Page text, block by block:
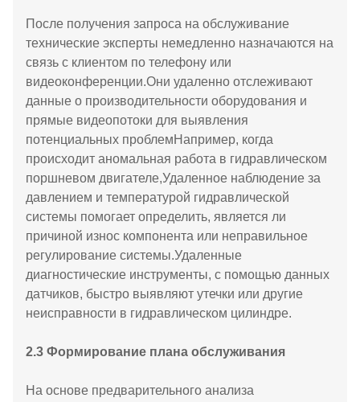
После получения запроса на обслуживание
технические эксперты немедленно назначаются на
связь с клиентом по телефону или
видеоконференции.Они удаленно отслеживают
данные о производительности оборудования и
прямые видеопотоки для выявления
потенциальных проблемНапример, когда
происходит аномальная работа в гидравлическом
поршневом двигателе,Удаленное наблюдение за
давлением и температурой гидравлической
системы помогает определить, является ли
причиной износ компонента или неправильное
регулирование системы.Удаленные
диагностические инструменты, с помощью данных
датчиков, быстро выявляют утечки или другие
неисправности в гидравлическом цилиндре.
2.3 Формирование плана обслуживания
На основе предварительного анализа